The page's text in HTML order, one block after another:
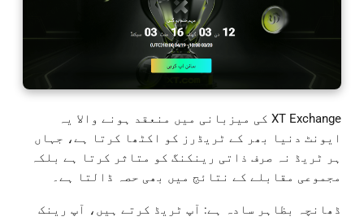
XT Exchange کی میزبانی میں منعقد ہونے والا یہ
ایونٹ دنیا بھر کے ٹریڈرز کو اکٹھا کرتا ہے، جہاں
ہر ٹریڈ نہ صرف ذاتی رینکنگ کو متاثر کرتا ہے بلکہ
مجموعی مقابلے کے نتائج میں بھی حصہ ڈالتا ہے۔
ڈھانچہ بظاہر سادہ ہے: آپ ٹریڈ کرتے ہیں، آپ رینک